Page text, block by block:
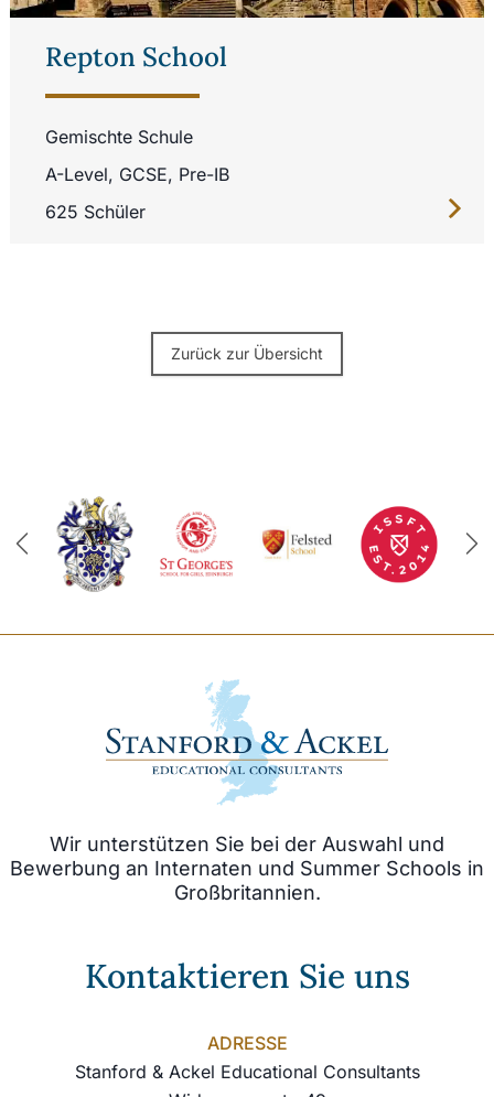
Repton School
Gemischte Schule
A-Level, GCSE, Pre-IB
625 Schüler
Zurück zur Übersicht
Wir unterstützen Sie bei der Auswahl und
Bewerbung an Internaten und Summer Schools in
Großbritannien.
Kontaktieren Sie uns
ADRESSE
Stanford & Ackel Educational Consultants